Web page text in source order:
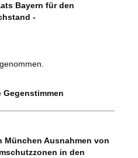
Bayern für den
-
Ausnahmen von
in den